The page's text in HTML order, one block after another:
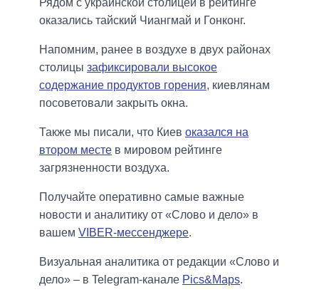
оказались тайский Чиангмай и Гонконг.
Напомним, ранее в воздухе в двух районах
столицы зафиксировали высокое
содержание продуктов горения, киевлянам
посоветовали закрыть окна.
Также мы писали, что Киев оказался на
втором месте в мировом рейтинге
загрязненности воздуха.
Получайте оперативно самые важные
новости и аналитику от «Слово и дело» в
вашем VIBER-мессенджере.
Визуальная аналитика от редакции «Слово и
дело» – в Telegram-канале Pics&Maps.